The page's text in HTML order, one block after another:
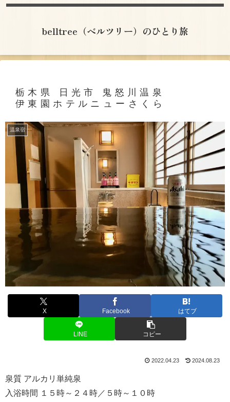
belltree（ベルツリー）のひとり旅
栃木県 日光市 鬼怒川温泉
伊東園ホテルニューさくら
温泉宿
X Facebook はてブ
LINE コピー
2022.04.23 2024.08.23
泉質 アルカリ単純泉
入浴時間 １５時～２４時／５時～１０時